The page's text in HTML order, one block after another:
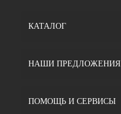
КАТАЛОГ
НАШИ ПРЕДЛОЖЕНИЯ
ПОМОЩЬ И СЕРВИСЫ